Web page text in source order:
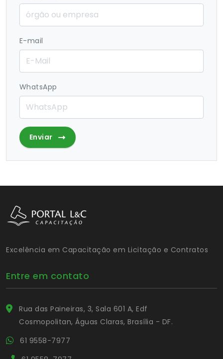
E-mail
WhatsApp
Enviar
Excelência em Capacitação em Licitação e Contratos
Entre em contato
Rua das Paineiras, 3, Sala 601 A, Edf
Cosmopolitan, Águas Claras, Brasília - DF.
61 9558-7977